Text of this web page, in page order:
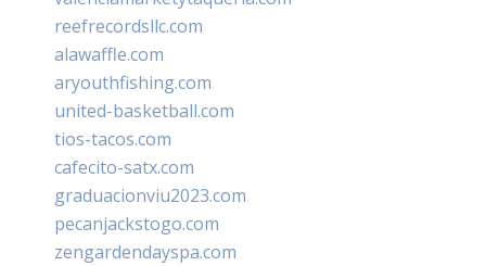
reefrecordsllc.com
alawaffle.com
aryouthfishing.com
united-basketball.com
tios-tacos.com
cafecito-satx.com
graduacionviu2023.com
pecanjackstogo.com
zengardendayspa.com